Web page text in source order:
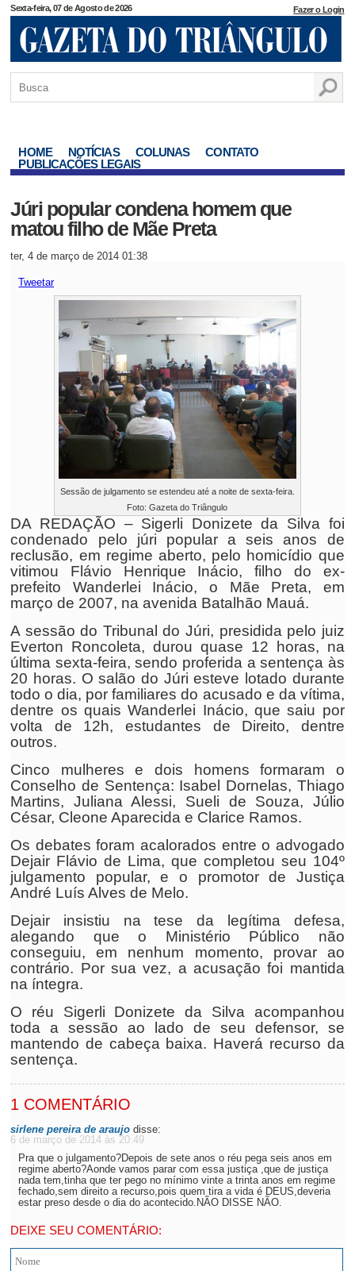
Sexta-feira, 07 de Agosto de 2026 Fazer o Login
HOME NOTÍCIAS COLUNAS
CONTATO
PUBLICAÇÕES LEGAIS
Júri popular condena homem que
matou filho de Mãe Preta
ter, 4 de março de 2014 01:38
Tweetar
Sessão de julgamento se estendeu até a noite de sexta-feira.
Foto: Gazeta do Triângulo
DA REDAÇÃO – Sigerli Donizete da Silva foi
condenado pelo júri popular a seis anos de
reclusão, em regime aberto, pelo homicídio que
vitimou Flávio Henrique Inácio, filho do ex-
prefeito Wanderlei Inácio, o Mãe Preta, em
março de 2007, na avenida Batalhão Mauá.
A sessão do Tribunal do Júri, presidida pelo juiz
Everton Roncoleta, durou quase 12 horas, na
última sexta-feira, sendo proferida a sentença às
20 horas. O salão do Júri esteve lotado durante
todo o dia, por familiares do acusado e da vítima,
dentre os quais Wanderlei Inácio, que saiu por
volta de 12h, estudantes de Direito, dentre
outros.
Cinco mulheres e dois homens formaram o
Conselho de Sentença: Isabel Dornelas, Thiago
Martins, Juliana Alessi, Sueli de Souza, Júlio
César, Cleone Aparecida e Clarice Ramos.
Os debates foram acalorados entre o advogado
Dejair Flávio de Lima, que completou seu 104º
julgamento popular, e o promotor de Justiça
André Luís Alves de Melo.
Dejair insistiu na tese da legítima defesa,
alegando que o Ministério Público não
conseguiu, em nenhum momento, provar ao
contrário. Por sua vez, a acusação foi mantida
na íntegra.
O réu Sigerli Donizete da Silva acompanhou
toda a sessão ao lado de seu defensor, se
mantendo de cabeça baixa. Haverá recurso da
sentença.
1 COMENTÁRIO
sirlene pereira de araujo disse:
6 de março de 2014 às 20:49
Pra que o julgamento?Depois de sete anos o réu pega seis anos em
regime aberto?Aonde vamos parar com essa justiça ,que de justiça
nada tem,tinha que ter pego no mínimo vinte a trinta anos em regime
fechado,sem direito a recurso,pois quem tira a vida é DEUS,deveria
estar preso desde o dia do acontecido.NÃO DISSE NÃO.
DEIXE SEU COMENTÁRIO: